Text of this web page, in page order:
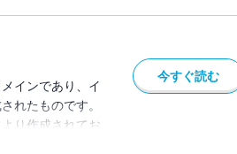
インであり、イ
れたものです。
り作成されてお
今すぐ読む